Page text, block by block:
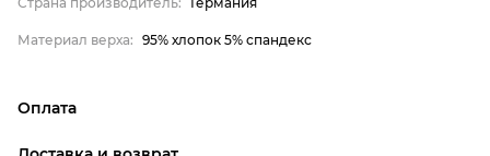
Thomas Graf
Материал верха: 95% хлопок 5% спандекс
Оплата